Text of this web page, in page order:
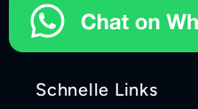
Schnelle Links